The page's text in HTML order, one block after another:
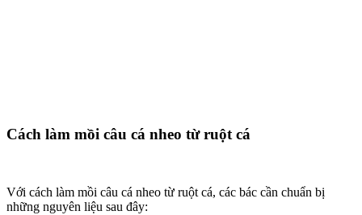
Cách làm mồi câu cá nheo từ ruột cá
Với cách làm mồi câu cá nheo từ ruột cá, các bác cần chuẩn bị
những nguyên liệu sau đây: